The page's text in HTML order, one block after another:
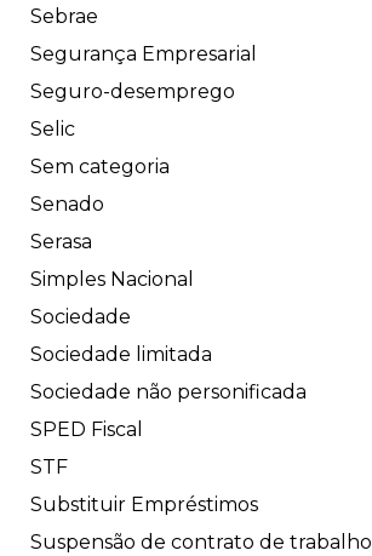
Sebrae
Segurança Empresarial
Seguro-desemprego
Selic
Sem categoria
Senado
Serasa
Simples Nacional
Sociedade
Sociedade limitada
Sociedade não personificada
SPED Fiscal
STF
Substituir Empréstimos
Suspensão de contrato de trabalho